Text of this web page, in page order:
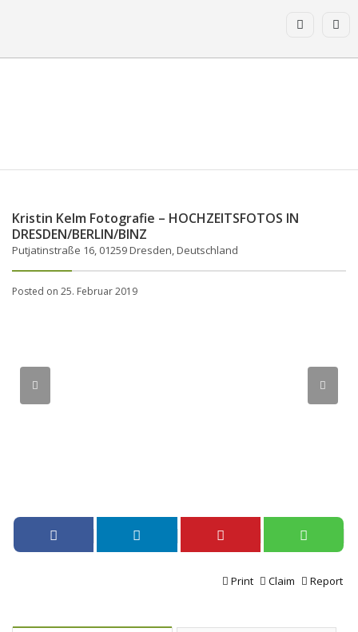
Kristin Kelm Fotografie – HOCHZEITSFOTOS IN
DRESDEN/BERLIN/BINZ
Putjatinstraße 16, 01259 Dresden, Deutschland
Posted on 25. Februar 2019
Report
Claim
Print